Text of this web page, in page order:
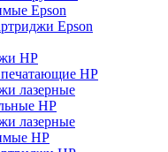
Epson
Epson
HP
HP
лазерные
HP
лазерные
HP